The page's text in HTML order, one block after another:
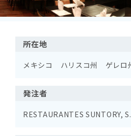
所在地
メキシコ ハリスコ州 ゲレロ
発注者
RESTAURANTES SUNTORY,